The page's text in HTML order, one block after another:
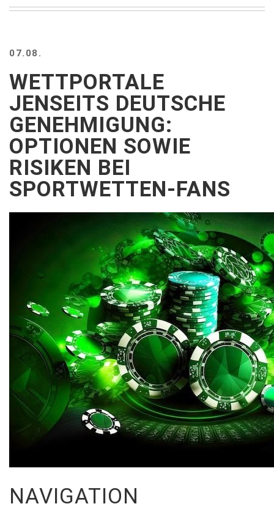
FACTS
MEMORY
GLANDS
FOREVER
SELFIES
WEDDING
DAMN
THAT
LOOKS
07.08.
WETTPORTALE
JENSEITS DEUTSCHE
GENEHMIGUNG:
OPTIONEN SOWIE
RISIKEN BEI
SPORTWETTEN-FANS
NAVIGATION